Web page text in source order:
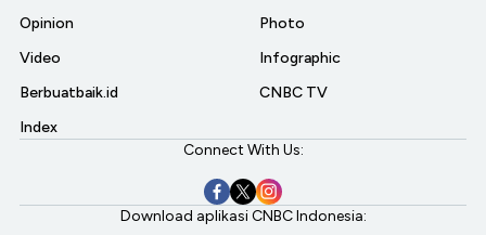
Opinion
Video
Berbuatbaik.id
Index
Photo
Infographic
CNBC TV
Connect With Us:
Download aplikasi CNBC Indonesia: